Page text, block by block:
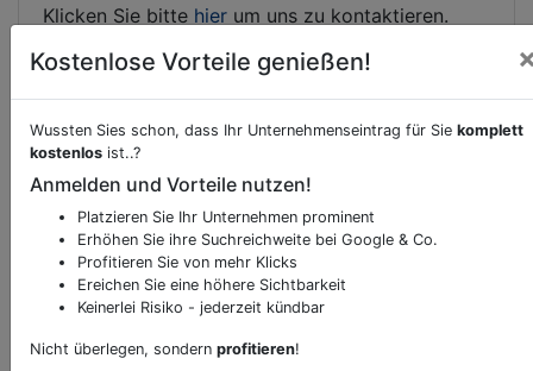
Klicken Sie bitte hier um uns zu kontaktieren.
Sonderangebote odere besondere Services, die
Ihr Unternehmen anbietet und womit Sie sich von
Ihren Wettbewerbern abheben.
KartenansichtAltmannsdorfer Straße 96in
Kostenlose Vorteile genießen!
Wussten Sies schon, dass Ihr Unternehmenseintrag für Sie komplett
kostenlos ist..?
Anmelden und Vorteile nutzen!
Platzieren Sie Ihr Unternehmen prominent
Erhöhen Sie ihre Suchreichweite bei Google & Co.
Profitieren Sie von mehr Klicks
Ereichen Sie eine höhere Sichtbarkeit
Keinerlei Risiko - jederzeit kündbar
Nicht überlegen, sondern profitieren!